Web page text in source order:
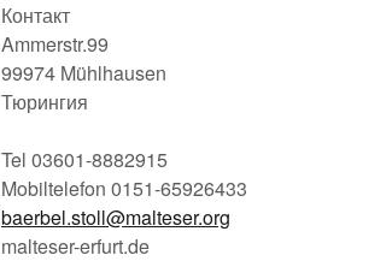
Контакт
Ammerstr.99
99974 Mühlhausen
Тюрингия
Tel 03601-8882915
Mobiltelefon 0151-65926433
baerbel.stoll@malteser.org
malteser-erfurt.de